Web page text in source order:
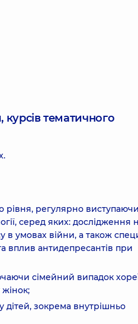
курсів тематичного
рівня, регулярно
серед яких: дослідження
в умовах війни, а також
вплив антидепресантів при
сімейний випадок
жінок;
дітей, зокрема внутрішньо